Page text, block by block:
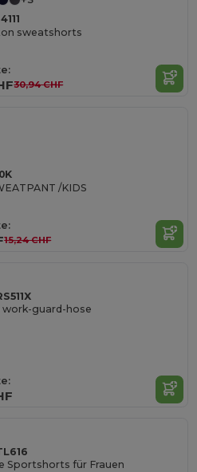
sweatshorts
30,94 CHF
/KIDS
15,24 CHF
work-guard-hose
Sportshorts für Frauen